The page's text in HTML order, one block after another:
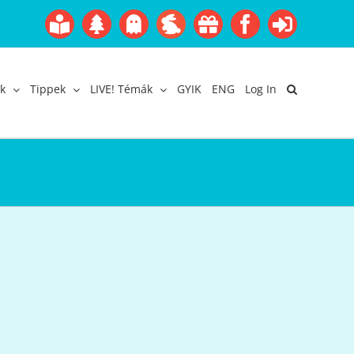
Boofairy
Gyerekangol
AdventHalloween
EasterAkcióFacebook
Login
Tippek LIVE! Témák GYIK ENG Log In